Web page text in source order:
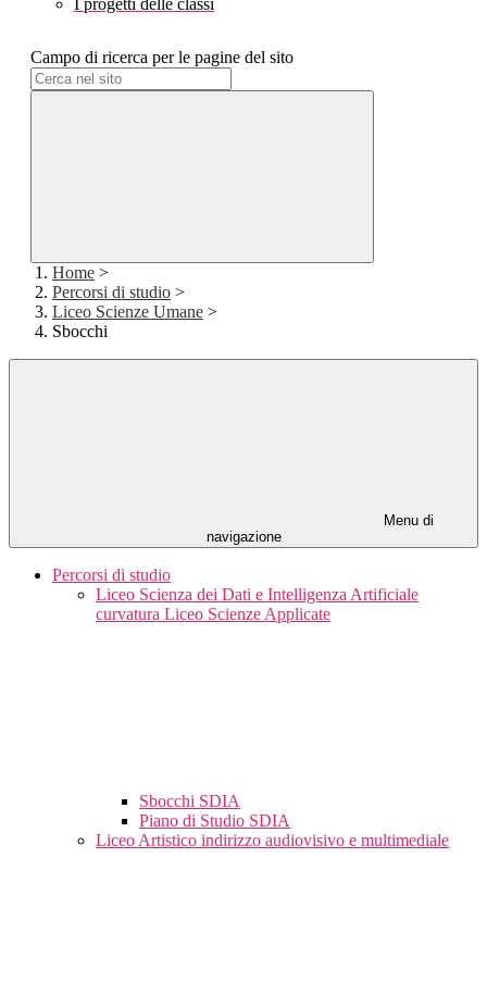
I progetti delle classi
Campo di ricerca per le pagine del sito
Home >
Percorsi di studio >
Liceo Scienze Umane >
Sbocchi
Menu di
navigazione
Percorsi di studio
Liceo Scienza dei Dati e Intelligenza Artificiale
curvatura Liceo Scienze Applicate
Sbocchi SDIA
Piano di Studio SDIA
Liceo Artistico indirizzo audiovisivo e multimediale